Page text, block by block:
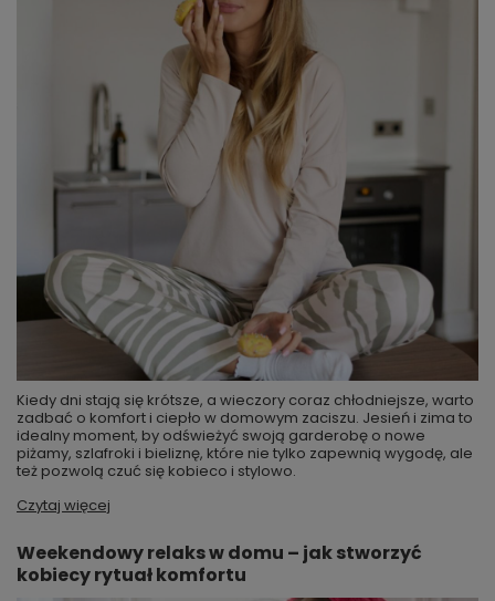
Kiedy dni stają się krótsze, a wieczory coraz chłodniejsze, warto
zadbać o komfort i ciepło w domowym zaciszu. Jesień i zima to
idealny moment, by odświeżyć swoją garderobę o nowe
piżamy, szlafroki i bieliznę, które nie tylko zapewnią wygodę, ale
też pozwolą czuć się kobieco i stylowo.
Czytaj więcej
Weekendowy relaks w domu – jak stworzyć
kobiecy rytuał komfortu